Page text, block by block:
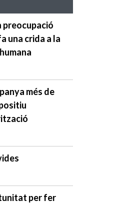
preocupació
una crida a la
més de
per fer